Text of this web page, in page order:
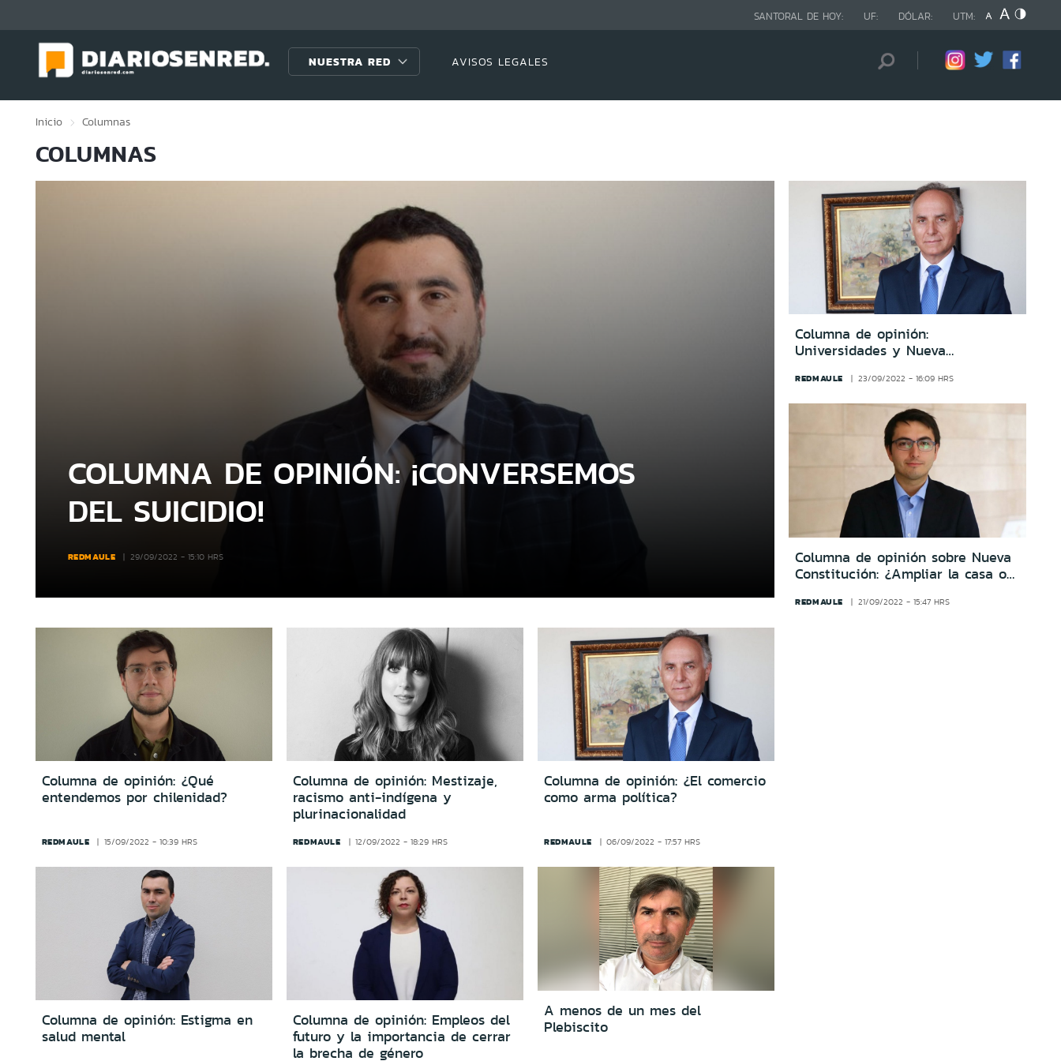
SANTORAL DE HOY: UF: DÓLAR: UTM:
NUESTRA RED AVISOS LEGALES
Inicio Columnas
COLUMNAS
COLUMNA DE OPINIÓN: ¡CONVERSEMOS
DEL SUICIDIO!
REDMAULE 29/09/2022 - 15:10 HRS
Columna de opinión:
Universidades y Nueva
REDMAULE 23/09/2022 - 16:09 HRS
Columna de opinión sobre Nueva
Constitución: ¿Ampliar la casa o
REDMAULE 21/09/2022 - 15:47 HRS
Columna de opinión: ¿Qué
entendemos por chilenidad?
REDMAULE 15/09/2022 - 10:39 HRS
Columna de opinión: Mestizaje,
racismo anti-indígena y
plurinacionalidad
REDMAULE 12/09/2022 - 18:29 HRS
Columna de opinión: ¿El comercio
como arma política?
REDMAULE 06/09/2022 - 17:57 HRS
Columna de opinión: Estigma en
salud mental
Columna de opinión: Empleos del
futuro y la importancia de cerrar
la brecha de género
A menos de un mes del
Plebiscito